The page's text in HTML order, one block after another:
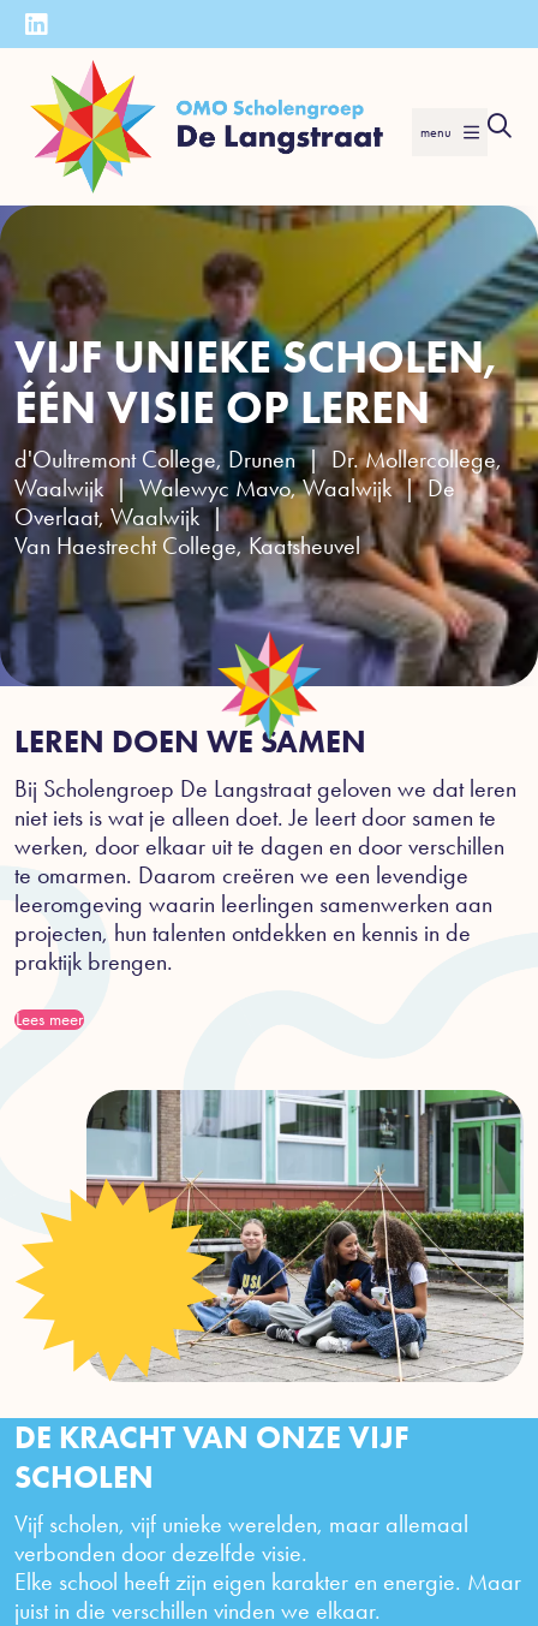
menu
VIJF UNIEKE SCHOLEN,
ÉÉN VISIE OP LEREN
d'Oultremont College, Drunen | Dr. Mollercollege,
Waalwijk | Walewyc Mavo, Waalwijk | De
Overlaat, Waalwijk |
Van Haestrecht College, Kaatsheuvel
LEREN DOEN WE SAMEN
Bij Scholengroep De Langstraat geloven we dat leren
niet iets is wat je alleen doet. Je leert door samen te
werken, door elkaar uit te dagen en door verschillen
te omarmen. Daarom creëren we een levendige
leeromgeving waarin leerlingen samenwerken aan
projecten, hun talenten ontdekken en kennis in de
praktijk brengen.
Lees meer
DE KRACHT VAN ONZE VIJF
SCHOLEN
Vijf scholen, vijf unieke werelden, maar allemaal
verbonden door dezelfde visie.
Elke school heeft zijn eigen karakter en energie. Maar
juist in die verschillen vinden we elkaar.